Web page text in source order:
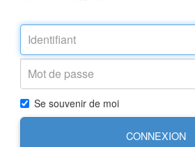
Se souvenir de moi
CONNEXION